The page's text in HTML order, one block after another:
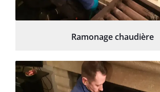
Ramonage chaudière